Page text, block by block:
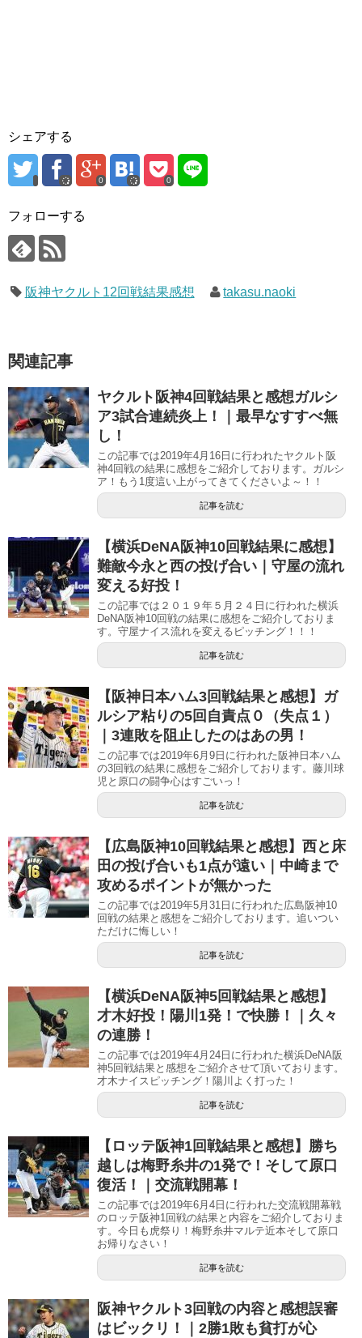
シェアする
0 0
フォローする
阪神ヤクルト12回戦結果感想 takasu.naoki
関連記事
ヤクルト阪神4回戦結果と感想ガルシ
ア3試合連続炎上！｜最早なすすべ無
し！
この記事では2019年4月16日に行われたヤクルト阪
神4回戦の結果に感想をご紹介しております。ガルシ
ア！もう1度這い上がってきてくださいよ～！！
記事を読む
【横浜DeNA阪神10回戦結果に感想】
難敵今永と西の投げ合い｜守屋の流れ
変える好投！
この記事では２０１９年５月２４日に行われた横浜
DeNA阪神10回戦の結果に感想をご紹介しておりま
す。守屋ナイス流れを変えるピッチング！！！
記事を読む
【阪神日本ハム3回戦結果と感想】ガ
ルシア粘りの5回自責点０（失点１）
｜3連敗を阻止したのはあの男！
この記事では2019年6月9日に行われた阪神日本ハム
の3回戦の結果に感想をご紹介しております。藤川球
児と原口の闘争心はすごいっ！
記事を読む
【広島阪神10回戦結果と感想】西と床
田の投げ合いも1点が遠い｜中崎まで
攻めるポイントが無かった
この記事では2019年5月31日に行われた広島阪神10
回戦の結果と感想をご紹介しております。追いつい
ただけに悔しい！
記事を読む
【横浜DeNA阪神5回戦結果と感想】
才木好投！陽川1発！で快勝！｜久々
の連勝！
この記事では2019年4月24日に行われた横浜DeNA阪
神5回戦結果と感想をご紹介させて頂いております。
才木ナイスピッチング！陽川よく打った！
記事を読む
【ロッテ阪神1回戦結果と感想】勝ち
越しは梅野糸井の1発で！そして原口
復活！｜交流戦開幕！
この記事では2019年6月4日に行われた交流戦開幕戦
のロッテ阪神1回戦の結果と内容をご紹介しておりま
す。今日も虎祭り！梅野糸井マルテ近本そして原口
お帰りなさい！
記事を読む
阪神ヤクルト3回戦の内容と感想誤審
はビックリ！｜2勝1敗も貧打が心